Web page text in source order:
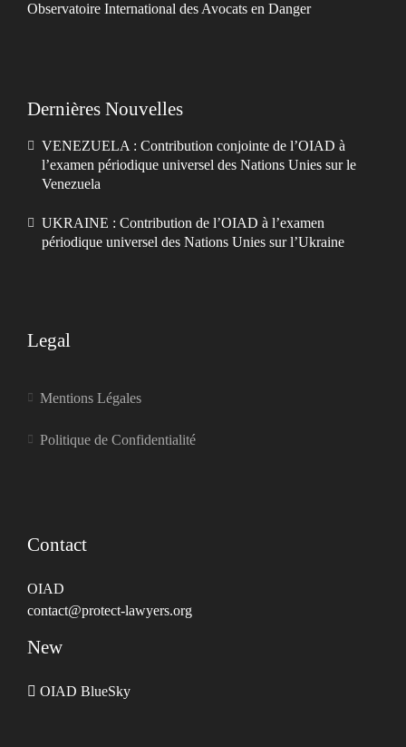
Observatoire International des Avocats en Danger
Dernières Nouvelles
VENEZUELA : Contribution conjointe de l’OIAD à
l’examen périodique universel des Nations Unies sur le
Venezuela
UKRAINE : Contribution de l’OIAD à l’examen
périodique universel des Nations Unies sur l’Ukraine
Legal
Mentions Légales
Politique de Confidentialité
Contact
OIAD
contact@protect-lawyers.org
New
OIAD BlueSky